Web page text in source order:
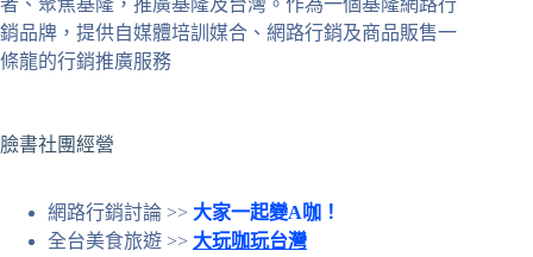
條
件
的
果
者、聚焦基隆，推廣基隆及台灣。作為一個基隆網路行
銷品牌，提供自媒體培訓媒合、網路行銷及商品販售一
條龍的行銷推廣服務
臉書社團經營
網路行銷討論 >> 大家一起變A咖！
全台美食旅遊 >> 大玩咖玩台灣